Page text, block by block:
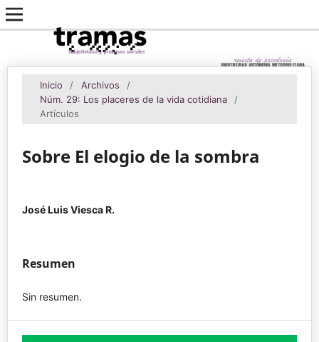
Inicio / Archivos
/
Núm. 29: Los placeres de la vida cotidiana
/
Artículos
Sobre El elogio de la sombra
José Luis Viesca R.
Resumen
Sin resumen.